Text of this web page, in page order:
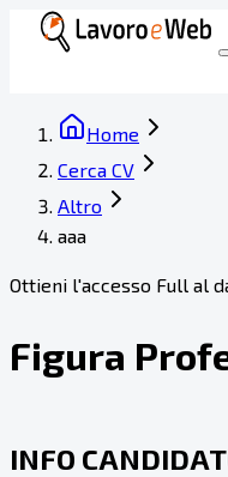
Home
Cerca CV
Altro
aaa
Ottieni l'accesso Full al
Figura
INFO